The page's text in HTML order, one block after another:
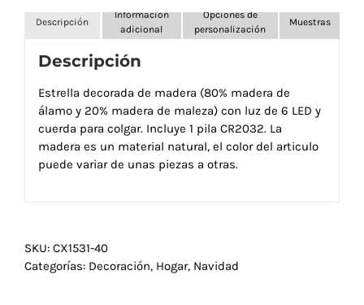
Descripción
Información
adicional
Opciones de
personalización
Muestras
Descripción
Estrella decorada de madera (80% madera de
álamo y 20% madera de maleza) con luz de 6 LED y
cuerda para colgar. Incluye 1 pila CR2032. La
madera es un material natural, el color del articulo
puede variar de unas piezas a otras.
SKU: CX1531-40
Categorías: Decoración, Hogar, Navidad